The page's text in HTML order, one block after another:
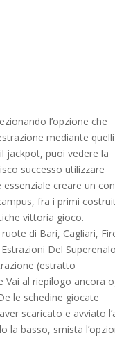
l’opzione che
mediante quelli
jackpot, puoi vedere la
successo utilizzare
creare un
fra i primi
vittoria gioco.
di Bari, Cagliari,
Del
(estratto
Vai al riepilogo ancora
le schedine giocate
scaricato e avviato
la basso, smista